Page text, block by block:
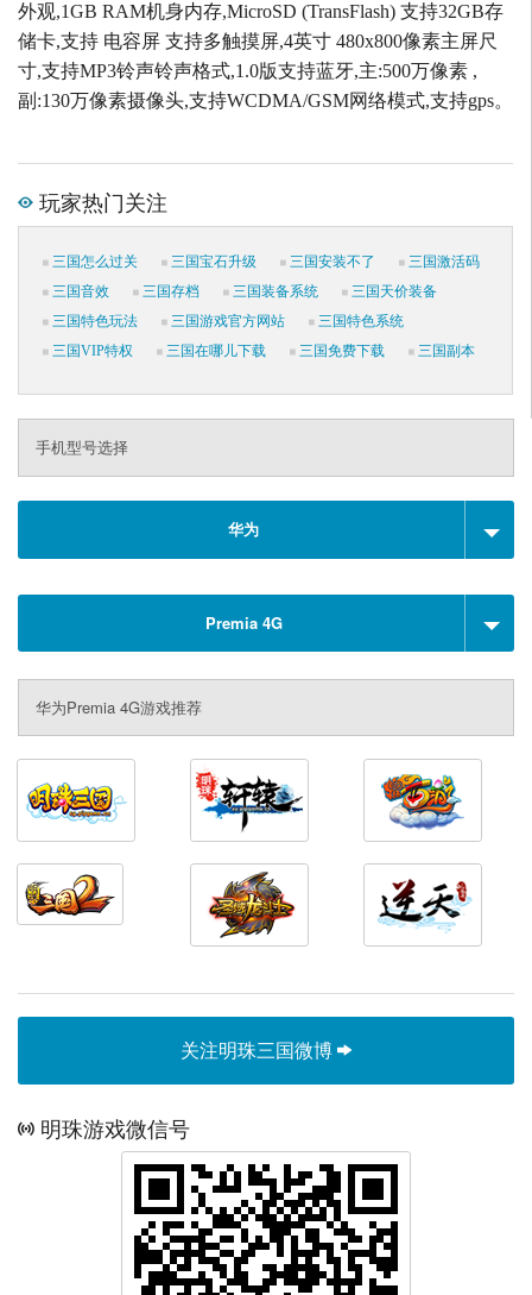
外观,1GB RAM机身内存,MicroSD (TransFlash) 支持32GB存
储卡,支持 电容屏 支持多触摸屏,4英寸 480x800像素主屏尺
寸,支持MP3铃声铃声格式,1.0版支持蓝牙,主:500万像素 ,
副:130万像素摄像头,支持WCDMA/GSM网络模式,支持gps。
玩家热门关注
三国怎么过关 三国宝石升级 三国安装不了
三国激活码
三国音效
三国存档 三国装备系统
三国天价装备
三国特色玩法
三国游戏官方网站
三国特色系统
三国VIP特权
三国在哪儿下载 三国免费下载 三国副本
手机型号选择
华为
Premia 4G
华为Premia 4G游戏推荐
关注明珠三国微博
明珠游戏微信号